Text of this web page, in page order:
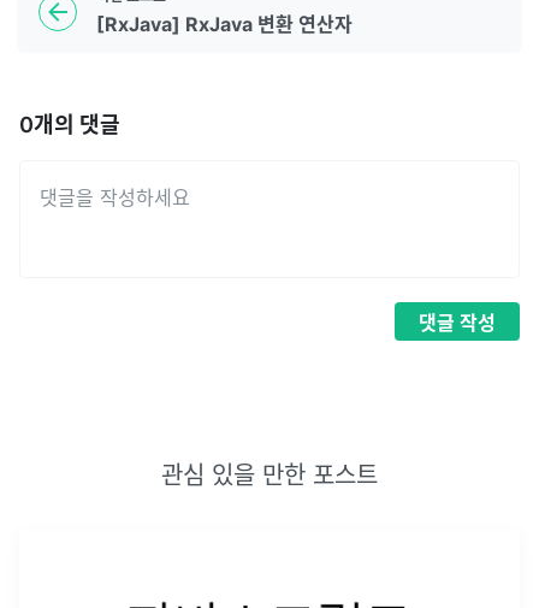
[RxJava] RxJava 변환 연산자
0개의 댓글
댓글 작성
관심 있을 만한 포스트